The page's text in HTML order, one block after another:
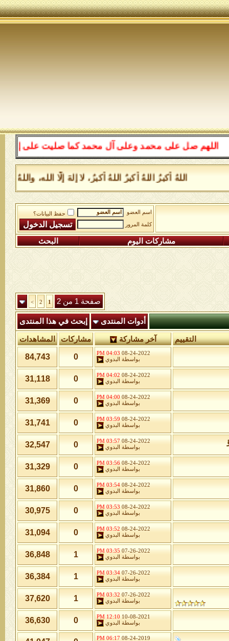
صل على محمد وعلى آل محمد كما صليت على إبراهيم
اللهُ أكبرُ اللهُ أكبرُ اللهُ أكبرُ، لا إلهَ إلَّا الله،
اسم العضو
حفظ البيانات؟
كلمة المرور
مشاركات اليوم البحث
صفحة 1 من 2 1
2
>
أدوات المنتدى إبحث في هذا المنتدى
التقييم آخر مشاركة مشاركات المشاهدات
08-24-2022
04:03 PM
بواسطة
البدوي 0
84,743
08-24-2022
04:02 PM
بواسطة
البدوي 0
31,118
08-24-2022
04:00 PM
بواسطة
البدوي 0
31,369
08-24-2022
03:59 PM
بواسطة
البدوي 0
31,741
08-24-2022
03:57 PM
بواسطة
البدوي 0
32,547
08-24-2022
03:56 PM
بواسطة
البدوي 0
31,329
08-24-2022
03:54 PM
بواسطة
البدوي 0
31,860
08-24-2022
03:53 PM
بواسطة
البدوي 0
30,975
08-24-2022
03:52 PM
بواسطة
البدوي 0
31,094
07-26-2022
03:35 PM
بواسطة
البدوي 1
36,848
07-26-2022
03:34 PM
بواسطة
البدوي 1
36,384
07-26-2022
03:32 PM
بواسطة
البدوي 1
37,620
10-08-2021
12:10 PM
بواسطة
البدوي 0
36,630
08-24-2019
06:17 PM